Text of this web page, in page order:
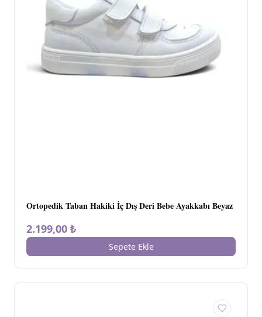
Ortopedik Taban Hakiki İç Dış Deri Bebe Ayakkabı Beyaz
2.199,00 ₺
Sepete Ekle